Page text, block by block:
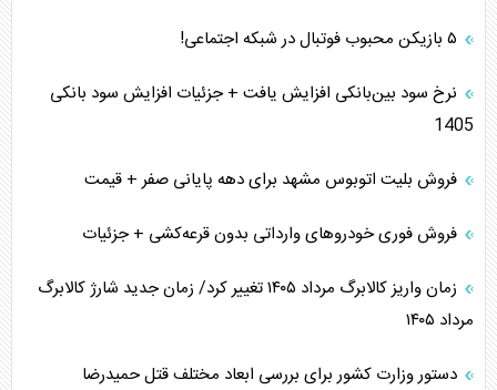
نرخ سود بین‌بانکی افزایش یافت + جزئیات افزایش سود بانکی
1405
فروش بلیت اتوبوس مشهد برای دهه پایانی صفر + قیمت
فروش فوری خودرو‌های وارداتی بدون قرعه‌کشی + جزئیات
زمان واریز کالابرگ مرداد ۱۴۰۵ تغییر کرد/ زمان جدید شارژ کالابرگ
مرداد ۱۴۰۵
دستور وزارت کشور برای بررسی ابعاد مختلف قتل حمیدرضا